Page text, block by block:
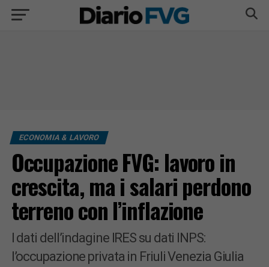
ECONOMIA & LAVORO
Occupazione FVG: lavoro in
crescita, ma i salari perdono
terreno con l’inflazione
I dati dell’indagine IRES su dati INPS:
l’occupazione privata in Friuli Venezia Giulia